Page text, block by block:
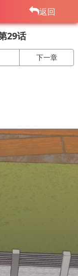
返回
29话
下一章